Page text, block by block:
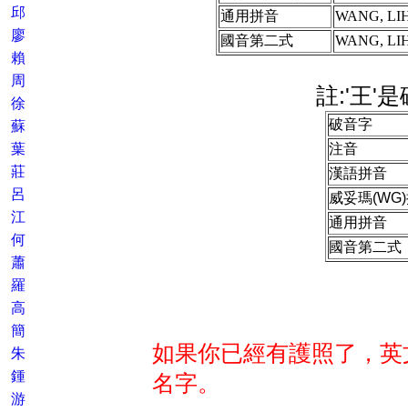
邱
廖
賴
周
徐
蘇
葉
莊
呂
江
何
蕭
羅
高
簡
朱
鍾
游
通用拼音
WANG,
國音第二式
WANG,
註:'王'是
破音字
注音
漢語拼音
威妥瑪
通用拼音
國音第二式
如果你已經有護照了，
名字。